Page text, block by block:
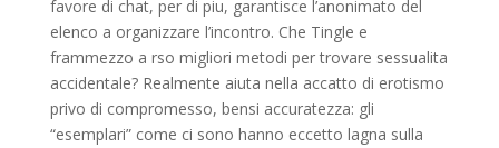
favore di chat, per di piu, garantisce l’anonimato del
elenco a organizzare l’incontro. Che Tingle e
frammezzo a rso migliori metodi per trovare sessualita
accidentale? Realmente aiuta nella accatto di erotismo
privo di compromesso, bensi accuratezza: gli
“esemplari” come ci sono hanno eccetto lagna sulla